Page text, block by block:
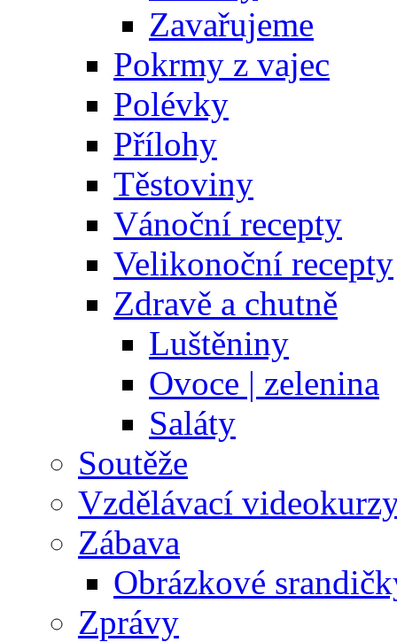
Zavařujeme
Pokrmy z vajec
Polévky
Přílohy
Těstoviny
Vánoční recepty
Velikonoční recepty
Zdravě a chutně
Luštěniny
Ovoce | zelenina
Saláty
Soutěže
Vzdělávací
Zábava
Obrázkové
Zprávy